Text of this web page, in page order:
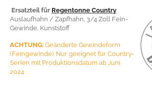
Ersatzteil für Regentonne Country
Auslaufhahn / Zapfhahn, 3/4 Zoll Fein-
Gewinde, Kunststoff
ACHTUNG: Geänderte Gewindeform
(Feingewinde). Nur geeignet für Country-
Serien mit Produktionsdatum ab Juni
2024